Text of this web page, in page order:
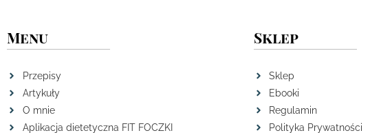
Menu
Przepisy
Artykuły
O mnie
Aplikacja dietetyczna FIT FOCZKI
Sklep
Sklep
Ebooki
Regulamin
Polityka Prywatności